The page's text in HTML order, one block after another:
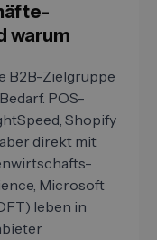
warum
B2B-Zielgruppe
POS-
Shopify
direkt mit
Microsoft
leben in